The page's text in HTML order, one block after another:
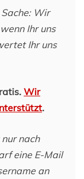
Wir
Ihr uns
Ihr uns
Wir
.
nach
eine E-Mail
an